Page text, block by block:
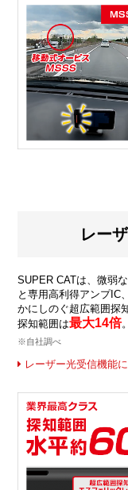
レー
SUPER CATは、微弱
と専用高利得アンプIC
かにしのぐ超広範囲探
探知範囲は最大14倍。
※自社調べ
レーザー光受信機能